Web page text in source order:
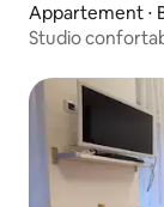
Appartement ⋅
Studio